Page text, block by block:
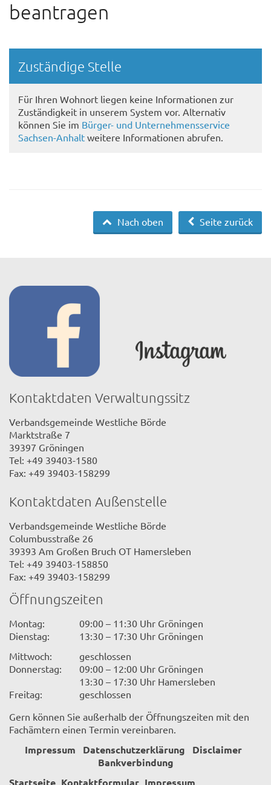
beantragen
Randspalte
Zuständige Stelle
Für Ihren Wohnort liegen keine Informationen zur
Zuständigkeit in unserem System vor. Alternativ
können Sie im Bürger- und Unternehmensservice
Sachsen-Anhalt weitere Informationen abrufen.
Seite zurück
Nach oben
Kontaktdaten Verwaltungssitz
Verbandsgemeinde Westliche Börde
Marktstraße 7
39397 Gröningen
Tel: +49 39403-1580
Fax: +49 39403-158299
Kontaktdaten Außenstelle
Verbandsgemeinde Westliche Börde
Columbusstraße 26
39393 Am Großen Bruch OT Hamersleben
Tel: +49 39403-158850
Fax: +49 39403-158299
Öffnungszeiten
Montag:
09:00 – 11:30 Uhr Gröningen
Dienstag:
13:30 – 17:30 Uhr Gröningen
Mittwoch:
geschlossen
Donnerstag:
09:00 – 12:00 Uhr Gröningen
13:30 – 17:30 Uhr Hamersleben
Freitag:
geschlossen
Gern können Sie außerhalb der Öffnungszeiten mit den
Fachämtern einen Termin vereinbaren.
Impressum Datenschutzerklärung
Disclaimer
Bankverbindung
Startseite Kontaktformular Impressum